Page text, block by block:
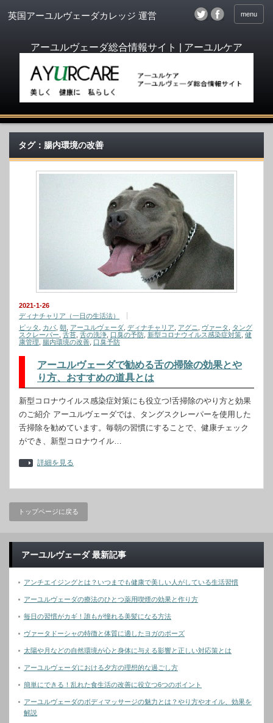
menu
英国アーユルヴェーダカレッジ 運営
タグ：腸内環境の改善
2021-1-26
ディナチャリア（一日の生活法）
ピッタ
カパ 朝 アーユルヴェーダ ディナチャリア アグニ ヴァータ
タング
スクレーパー 舌苔 舌の洗浄 口臭の予防 新型コロナウイルス感染症対策 健
康管理
腸内環境の改善 口臭予防
アーユルヴェーダで勧める舌の掃除の効果とや
り方、おすすめの道具とは
新型コロナウイルス感染症対策にも役立つ!舌掃除のやり方と効果
のご紹介 アーユルヴェーダでは、タングスクレーパーを使用した
舌掃除を勧めています。毎朝の習慣にすることで、健康チェック
ができ、新型コロナウイル…
詳細を見る
トップページに戻る
アーユルヴェーダ 最新記事
アンチエイジングとは？いつまでも健康で美しい人がしている生活習慣
アーユルヴェーダの療法のひとつ薬用喫煙の効果と作り方
毎日の習慣がカギ！誰もが憧れる美髪になる方法
ヴァータドーシャの特徴と体質に適したヨガのポーズ
太陽や月などの自然環境が心と身体に与える影響と正しい対応策とは
アーユルヴェーダにおける夕方の理想的な過ごし方
簡単にできる！乱れた食生活の改善に役立つ6つのポイント
アーユルヴェーダのボディマッサージの魅力とは？やり方やオイル、効果を
解説